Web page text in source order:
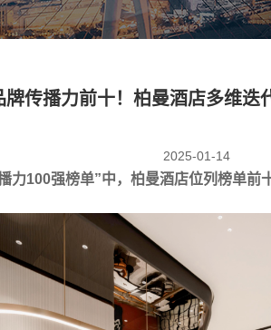
牌传播力前十！柏曼酒店多维迭
2025-01-14
100强榜单”中，柏曼酒店位列榜单前